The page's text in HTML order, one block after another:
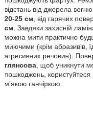
відстань від джерела
20-25 см, від гарячих
см. Завдяки захисній
можна мити практично
миючими (крім абразивів,
агресивних речовин).
глянсова, щоб уникнути
пошкоджень, користуйтеся
м'якою ганчіркою.